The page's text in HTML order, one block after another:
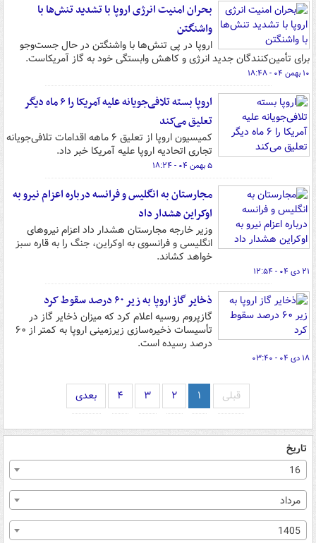
بحران امنیت انرژی اروپا با تشدید تنش‌ها با
واشنگتن
اروپا در پی تنش‌ها با واشنگتن در حال جست‌وجو
برای تأمین‌کنندگان جدید انرژی و کاهش وابستگی خود به گاز آمریکاست.
۱۰ بهمن ۰۴ - ۱۸:۴۸
اروپا بسته تلافی‌جویانه علیه آمریکا را ۶ ماه دیگر
تعلیق می‌کند
کمیسیون اروپا از تعلیق ۶ ماهه اقدامات تلافی‌جویانه
تجاری اتحادیه اروپا علیه آمریکا خبر داد.
۵ بهمن ۰۴ - ۱۸:۲۴
مجارستان به انگلیس و فرانسه درباره اعزام نیرو به
اوکراین هشدار داد
وزیر خارجه مجارستان هشدار داد اعزام نیروهای
انگلیسی و فرانسوی به اوکراین، جنگ را به قاره سبز
خواهد کشاند.
۲۱ دی ۰۴ - ۱۲:۵۴
ذخایر گاز اروپا به زیر ۶۰ درصد سقوط کرد
گازپروم روسیه اعلام کرد که میزان ذخایر گاز در
تأسیسات ذخیره‌سازی زیرزمینی اروپا به کمتر از ۶۰
درصد رسیده است.
۱۸ دی ۰۴ - ۰۳:۴۰
قبلی ۱ ۲ ۳ ۴ بعدی
تاریخ
16
مرداد
1405